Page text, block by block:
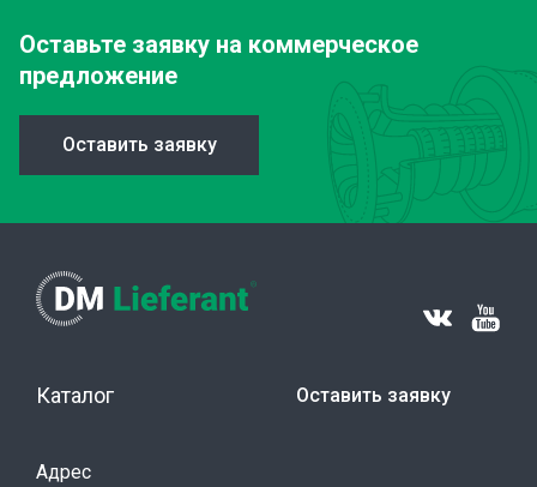
Оставьте заявку на коммерческое
предложение
Оставить заявку
Каталог Оставить заявку
Адрес